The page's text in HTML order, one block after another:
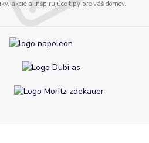
akcie a inšpirujúce tipy pre váš domov.